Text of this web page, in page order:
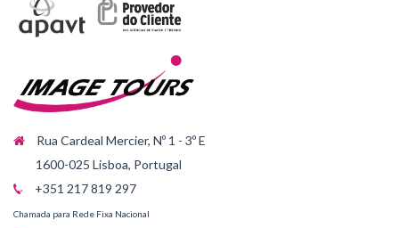
Rua Cardeal Mercier, Nº 1 - 3º E
1600-025 Lisboa, Portugal
+351 217 819 297
Chamada para Rede Fixa Nacional